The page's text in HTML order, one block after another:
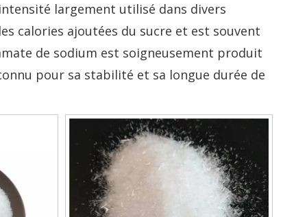
largement utilisé dans divers
calories ajoutées du sucre et est souvent
de sodium est soigneusement produit
pour sa stabilité et sa longue durée de